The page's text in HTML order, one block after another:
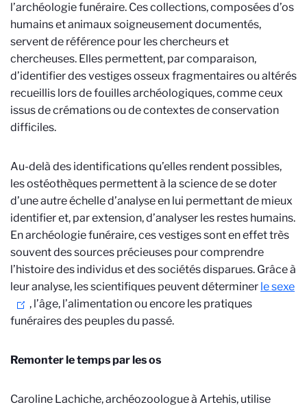
l’archéologie funéraire. Ces collections, composées d’os
humains et animaux soigneusement documentés,
servent de référence pour les chercheurs et
chercheuses. Elles permettent, par comparaison,
d’identifier des vestiges osseux fragmentaires ou altérés
recueillis lors de fouilles archéologiques, comme ceux
issus de crémations ou de contextes de conservation
difficiles.
Au-delà des identifications qu’elles rendent possibles,
les ostéothèques permettent à la science de se doter
d’une autre échelle d’analyse en lui permettant de mieux
identifier et, par extension, d’analyser les restes humains.
En archéologie funéraire, ces vestiges sont en effet très
souvent des sources précieuses pour comprendre
l’histoire des individus et des sociétés disparues. Grâce à
leur analyse, les scientifiques peuvent déterminer le sexe
, l’âge, l’alimentation ou encore les pratiques
funéraires des peuples du passé.
Remonter le temps par les os
Caroline Lachiche, archéozoologue à Artehis, utilise